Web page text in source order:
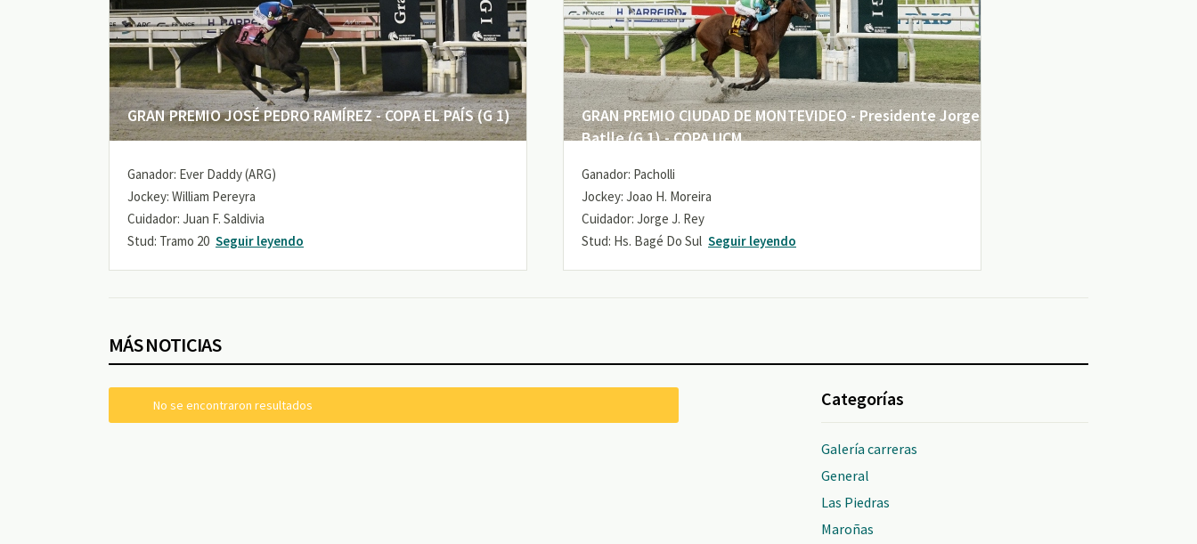
GRAN PREMIO JOSÉ PEDRO RAMÍREZ - COPA EL PAÍS (G 1)
Ganador: Ever Daddy (ARG)
Jockey: William Pereyra
Cuidador: Juan F. Saldivia
Stud: Tramo 20 Seguir leyendo
GRAN PREMIO CIUDAD DE MONTEVIDEO - Presidente Jorge
Batlle (G 1) - COPA UCM
Ganador: Pacholli
Jockey: Joao H. Moreira
Cuidador: Jorge J. Rey
Stud: Hs. Bagé Do Sul Seguir leyendo
MÁS NOTICIAS
No se encontraron resultados Categorías
Galería carreras
General
Las Piedras
Maroñas